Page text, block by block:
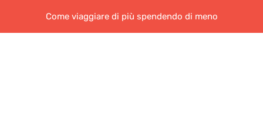
Come viaggiare di più spendendo di meno